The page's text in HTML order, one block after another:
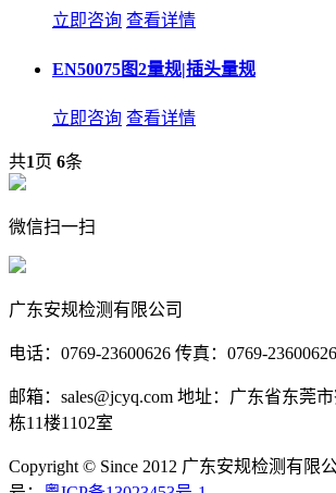
立即咨询 查看详情
EN50075图2量规|插头量规
立即咨询 查看详情
共1页 6条
微信扫一扫
广东安规检测有限公司
电话：0769-23600626 传真：0769-23600626
邮箱：sales@jcyq.com 地址：广东省东莞
栋11楼1102室
Copyright © Since 2012 广东安规检测有限